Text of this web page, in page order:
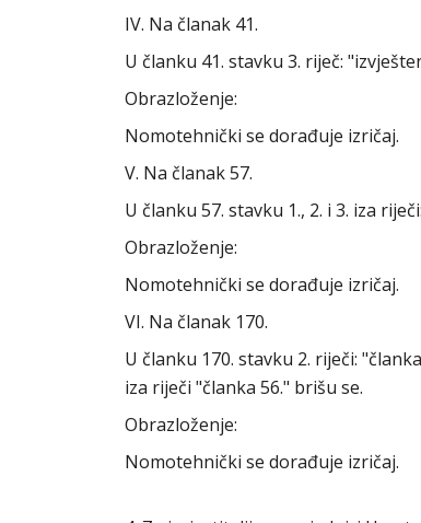
IV. Na članak 41.
U članku 41. stavku 3. riječ:
Obrazloženje:
Nomotehnički se dorađuje izričaj.
V. Na članak 57.
U članku 57. stavku 1., 2. i 3. iza
Obrazloženje:
Nomotehnički se dorađuje izričaj.
VI. Na članak 170.
U članku 170. stavku 2. riječi:
iza riječi "članka 56." brišu se.
Obrazloženje:
Nomotehnički se dorađuje izričaj.